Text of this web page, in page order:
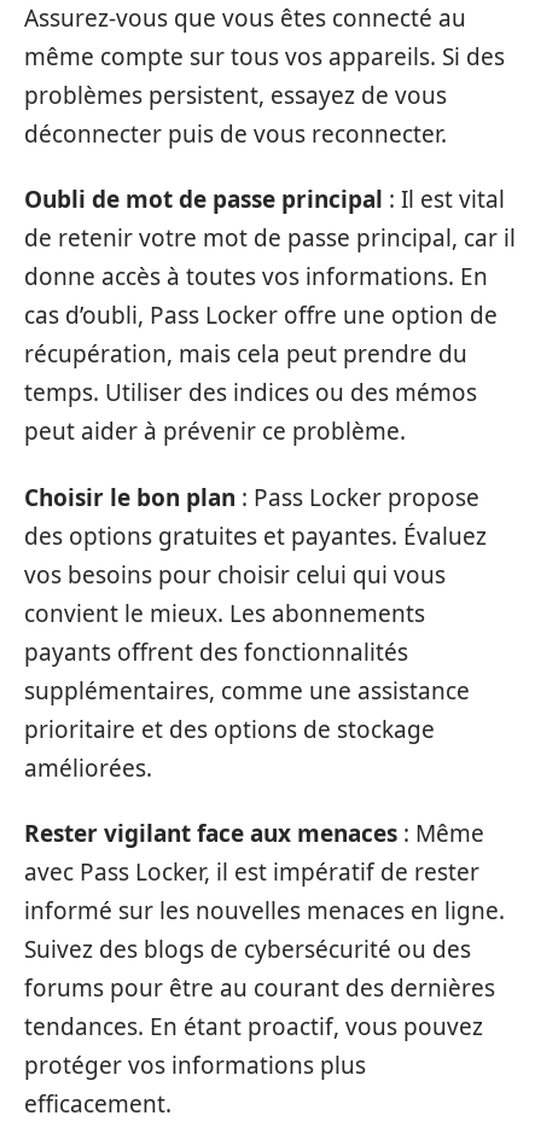
Assurez-vous que vous êtes connecté au
même compte sur tous vos appareils. Si des
problèmes persistent, essayez de vous
déconnecter puis de vous reconnecter.
Oubli de mot de passe principal : Il est vital
de retenir votre mot de passe principal, car il
donne accès à toutes vos informations. En
cas d’oubli, Pass Locker offre une option de
récupération, mais cela peut prendre du
temps. Utiliser des indices ou des mémos
peut aider à prévenir ce problème.
Choisir le bon plan : Pass Locker propose
des options gratuites et payantes. Évaluez
vos besoins pour choisir celui qui vous
convient le mieux. Les abonnements
payants offrent des fonctionnalités
supplémentaires, comme une assistance
prioritaire et des options de stockage
améliorées.
Rester vigilant face aux menaces : Même
avec Pass Locker, il est impératif de rester
informé sur les nouvelles menaces en ligne.
Suivez des blogs de cybersécurité ou des
forums pour être au courant des dernières
tendances. En étant proactif, vous pouvez
protéger vos informations plus
efficacement.